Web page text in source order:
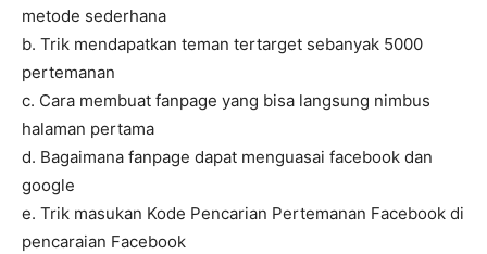
metode sederhana
b. Trik mendapatkan teman tertarget sebanyak 5000
pertemanan
c. Cara membuat fanpage yang bisa langsung nimbus
halaman pertama
d. Bagaimana fanpage dapat menguasai facebook dan
google
e. Trik masukan Kode Pencarian Pertemanan Facebook di
pencaraian Facebook